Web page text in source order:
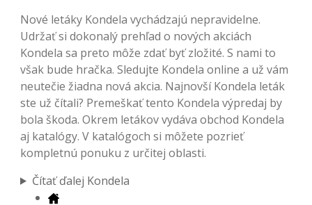
Nové letáky Kondela vychádzajú nepravidelne.
Udržať si dokonalý prehľad o nových akciách
Kondela sa preto môže zdať byť zložité. S nami to
však bude hračka. Sledujte Kondela online a už vám
neutečie žiadna nová akcia. Najnovší Kondela leták
ste už čítali? Premeškať tento Kondela výpredaj by
bola škoda. Okrem letákov vydáva obchod Kondela
aj katalógy. V katalógoch si môžete pozrieť
kompletnú ponuku z určitej oblasti.
Čítať ďalej Kondela